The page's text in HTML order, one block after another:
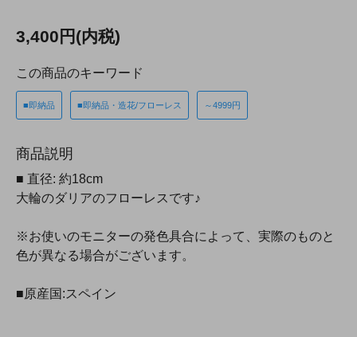
3,400円(内税)
この商品のキーワード
■即納品 ■即納品・造花/フローレス ～4999円
商品説明
■ 直径: 約18cm
大輪のダリアのフローレスです♪
※お使いのモニターの発色具合によって、実際のものと
色が異なる場合がございます。
■原産国:スペイン